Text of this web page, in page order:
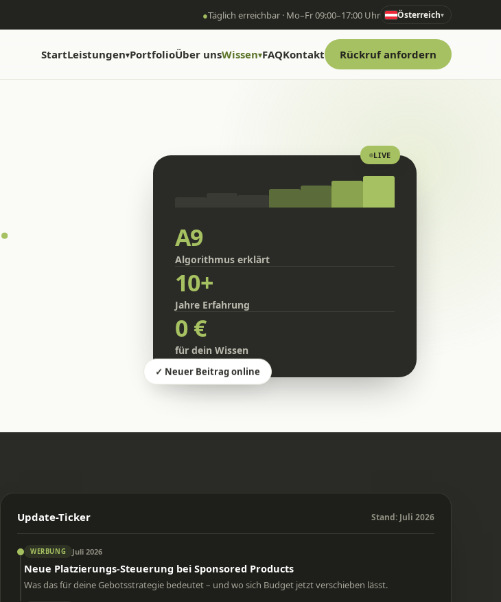
●Täglich erreichbar · Mo–Fr 09:00–17:00 Uhr Österreich▾
StartLeistungen▾PortfolioÜber unsWissen▾FAQKontakt Rückruf anfordern
.
LIVE
✓ Neuer Beitrag online
A9
Algorithmus erklärt
10+
Jahre Erfahrung
0 €
für dein Wissen
Update-Ticker Stand: Juli 2026
WERBUNG Juli 2026
Neue Platzierungs-Steuerung bei Sponsored Products
Was das für deine Gebotsstrategie bedeutet – und wo sich Budget jetzt verschieben lässt.